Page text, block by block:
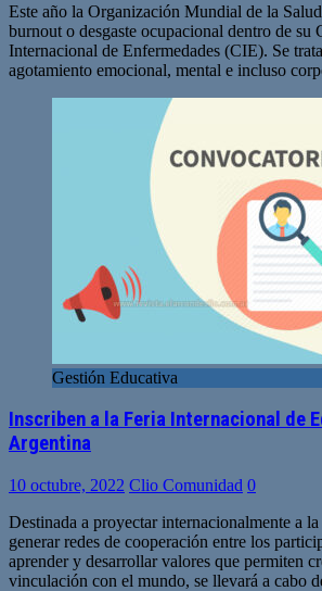
Este año la Organización Mundial de la
burnout o desgaste ocupacional dentro de su
Internacional de Enfermedades (CIE). Se
agotamiento emocional, mental e incluso
Gestión Educativa
Inscriben a la Feria Internacional de
Argentina
10 octubre, 2022 Clio Comunidad 0
Destinada a proyectar internacionalmente a
generar redes de cooperación entre los
aprender y desarrollar valores que permiten
vinculación con el mundo, se llevará a cabo